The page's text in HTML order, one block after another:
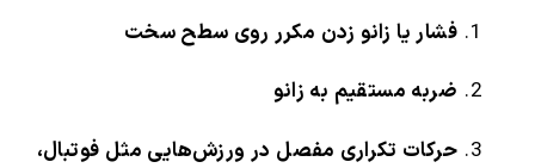
فشار یا زانو زدن مکرر روی سطح سخت
ضربه مستقیم به زانو
حرکات تکراری مفصل در ورزش‌هایی مثل فوتبال،